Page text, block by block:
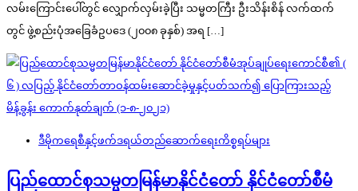
လမ်းကြောင်းပေါ်တွင် လျှောက်လှမ်းခဲ့ပြီး သမ္မတကြီး ဦးသိန်းစိန် လက်ထက်
တွင် ဖွဲ့စည်းပုံအခြေခံဥပဒေ (၂၀၀၈ ခုနှစ်) အရ […]
ဒီမိုကရေစီနှင့်ဖက်ဒရယ်တည်ဆောက်‌ရေးကိစ္စရပ်များ
ပြည်ထောင်စုသမ္မတမြန်မာနိုင်ငံတော် နိုင်ငံတော်စီမံ